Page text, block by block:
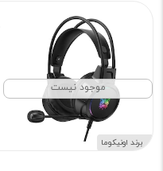
موجود نیست
برند اونیکوما